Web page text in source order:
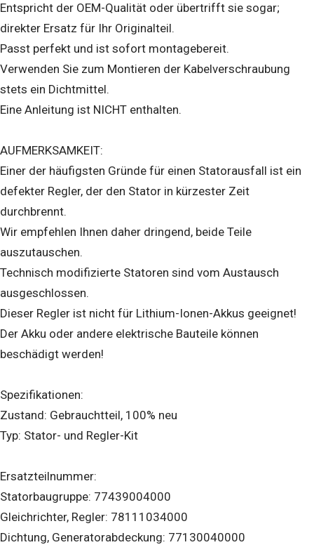
Entspricht der OEM-Qualität oder übertrifft sie sogar;
direkter Ersatz für Ihr Originalteil.
Passt perfekt und ist sofort montagebereit.
Verwenden Sie zum Montieren der Kabelverschraubung
stets ein Dichtmittel.
Eine Anleitung ist NICHT enthalten.
AUFMERKSAMKEIT:
Einer der häufigsten Gründe für einen Statorausfall ist ein
defekter Regler, der den Stator in kürzester Zeit
durchbrennt.
Wir empfehlen Ihnen daher dringend, beide Teile
auszutauschen.
Technisch modifizierte Statoren sind vom Austausch
ausgeschlossen.
Dieser Regler ist nicht für Lithium-Ionen-Akkus geeignet!
Der Akku oder andere elektrische Bauteile können
beschädigt werden!
Spezifikationen:
Zustand: Gebrauchtteil, 100% neu
Typ: Stator- und Regler-Kit
Ersatzteilnummer:
Statorbaugruppe: 77439004000
Gleichrichter, Regler: 78111034000
Dichtung, Generatorabdeckung: 77130040000